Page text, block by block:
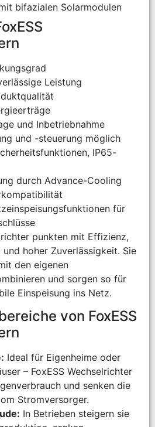
bifazialen Solarmodulen
Leistung
und Inbetriebnahme
und -steuerung möglich
IP65-
durch Advance-Cooling
für
punkten mit Effizienz,
hoher Zuverlässigkeit. Sie
den eigenen
und sorgen so für
Einspeisung ins Netz.
von FoxESS
Ideal für Eigenheime oder
– FoxESS Wechselrichter
und senken die
Stromversorger.
In Betrieben steigern sie